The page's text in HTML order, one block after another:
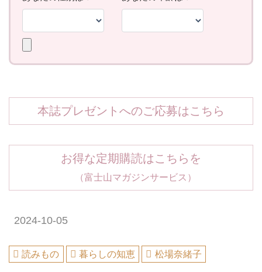
本誌プレゼントへのご応募はこちら
お得な定期購読はこちらを
（富士山マガジンサービス）
2024-10-05
読みもの 暮らしの知恵 松場奈緒子